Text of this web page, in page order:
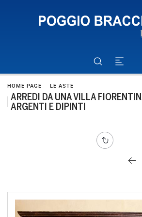
HOME PAGE LE ASTE
ARREDI DA UNA VILLA
ARGENTI E DIPINTI